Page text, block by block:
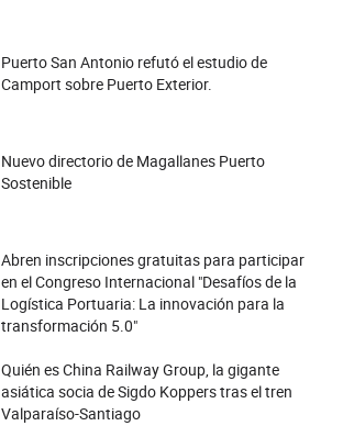
Puerto San Antonio refutó el estudio de
Camport sobre Puerto Exterior.
Nuevo directorio de Magallanes Puerto
Sostenible
Abren inscripciones gratuitas para participar
en el Congreso Internacional "Desafíos de la
Logística Portuaria: La innovación para la
transformación 5.0"
Quién es China Railway Group, la gigante
asiática socia de Sigdo Koppers tras el tren
Valparaíso-Santiago